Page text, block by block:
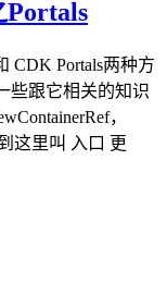
Portals
CDK Portals两种方
些跟它相关的知识
，
这里叫 入口 更